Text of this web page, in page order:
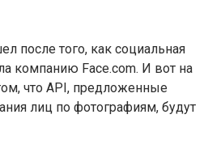
после того, как социальная
компанию Face.com. И вот на
что API, предложенные
лиц по фотографиям, будут